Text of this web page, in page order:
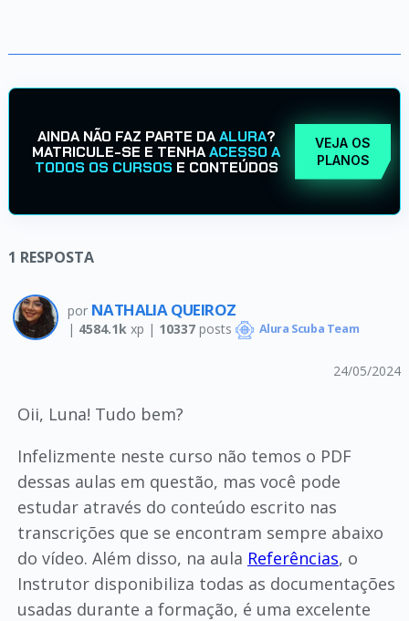
AINDA NÃO FAZ PARTE DAALURA?
MATRICULE-SE E TENHAACESSO A
TODOS OS CURSOS E CONTEÚDOS
VEJA OS
PLANOS
1 RESPOSTA
por NATHALIA QUEIROZ
| 4584.1k xp | 10337posts Alura Scuba Team
24/05/2024
Oii, Luna! Tudo bem?
Infelizmente neste curso não temos o PDF
dessas aulas em questão, mas você pode
estudar através do conteúdo escrito nas
transcrições que se encontram sempre abaixo
do vídeo. Além disso, na aula Referências, o
Instrutor disponibiliza todas as documentações
usadas durante a formação, é uma excelente